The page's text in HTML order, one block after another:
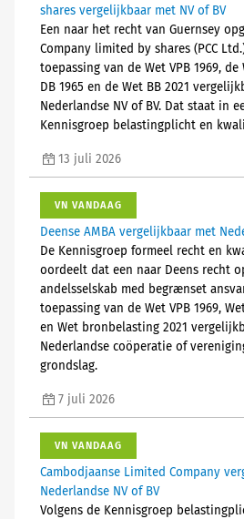
shares vergelijkbaar met NV of BV
Een naar het recht van Guernsey
Company limited by shares (PCC
toepassing van de Wet VPB 1969, de
DB 1965 en de Wet BB 2021
Nederlandse NV of BV. Dat staat in
Kennisgroep belastingplicht en
13 juli 2026
VN VANDAAG
Deense AMBA vergelijkbaar met
De Kennisgroep formeel recht en
oordeelt dat een naar Deens recht
andelsselskab med begrænset
toepassing van de Wet VPB 1969,
en Wet bronbelasting 2021
Nederlandse coöperatie of
grondslag.
7 juli 2026
VN VANDAAG
Cambodjaanse Limited Company
Nederlandse NV of BV
Volgens de Kennisgroep